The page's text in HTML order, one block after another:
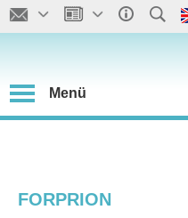
Menü
FORPRION